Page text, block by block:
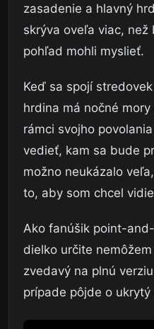
zasadenie a hlavný
skrýva oveľa viac, než
pohľad mohli myslieť.
Keď sa spojí
hrdina má nočné
rámci svojho
vedieť, kam sa bude
možno neukázalo
to, aby som chcel
Ako fanúšik point-
dielko určite
zvedavý na plnú
prípade pôjde o ukrytý